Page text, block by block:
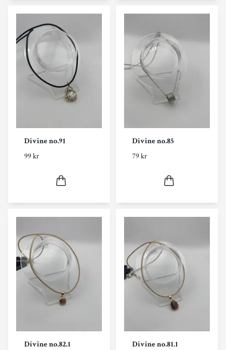
Divine no.91
99 kr
Divine no.85
79 kr
Divine no.82.1
Divine no.81.1